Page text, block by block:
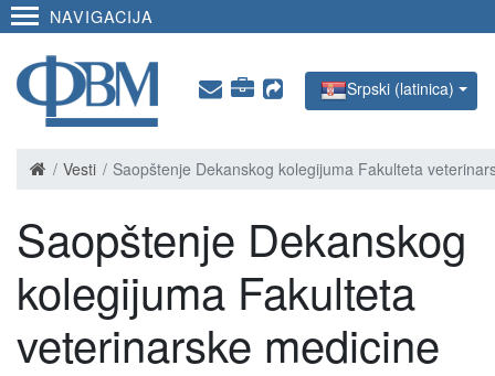
NAVIGACIJA
Srpski (latinica)
Vesti Saopštenje Dekanskog kolegijuma Fakulteta
Saopštenje Dekanskog
kolegijuma Fakulteta
veterinarske medicine